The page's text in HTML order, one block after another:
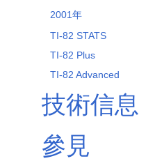
2001年
TI-82 STATS
TI-82 Plus
TI-82 Advanced
技術信息
參見